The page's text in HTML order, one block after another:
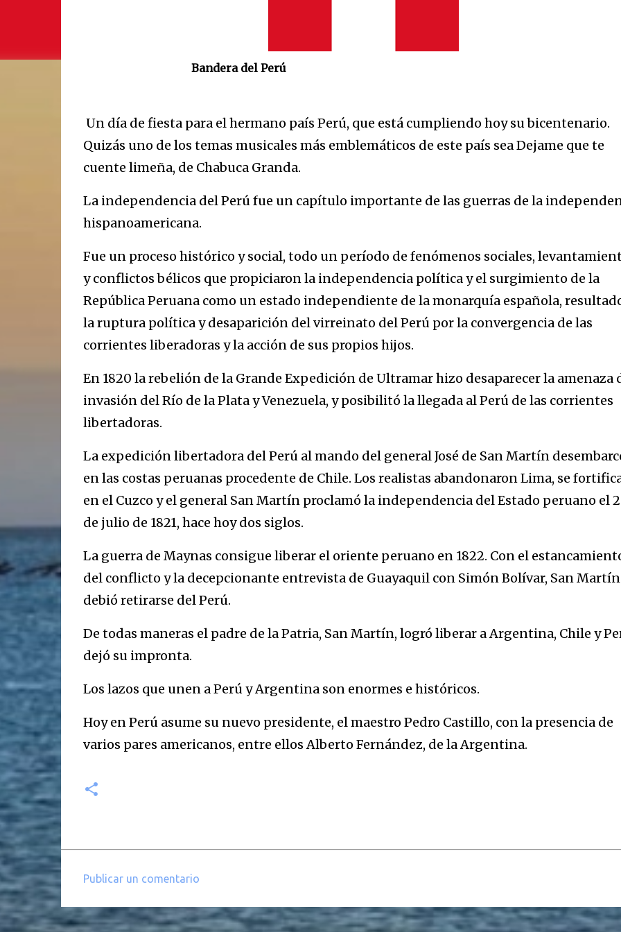
Bandera del Perú
Un día de fiesta para el hermano país Perú, que está cumpliendo hoy su bicentenario.
Quizás uno de los temas musicales más emblemáticos de este país sea Dejame que te
cuente limeña, de Chabuca Granda.
La independencia del Perú fue un capítulo importante de las guerras de la
hispanoamericana.
Fue un proceso histórico y social, todo un período de fenómenos sociales,
y conflictos bélicos que propiciaron la independencia política y el surgimiento de la
República Peruana como un estado independiente de la monarquía española,
la ruptura política y desaparición del virreinato del Perú por la convergencia de las
corrientes liberadoras y la acción de sus propios hijos.
En 1820 la rebelión de la Grande Expedición de Ultramar hizo desaparecer la amenaza
invasión del Río de la Plata y Venezuela, y posibilitó la llegada al Perú de las corrientes
libertadoras.
La expedición libertadora del Perú al mando del general José de San Martín
en las costas peruanas procedente de Chile. Los realistas abandonaron Lima, se
en el Cuzco y el general San Martín proclamó la independencia del Estado peruano el
de julio de 1821, hace hoy dos siglos.
La guerra de Maynas consigue liberar el oriente peruano en 1822. Con el
del conflicto y la decepcionante entrevista de Guayaquil con Simón Bolívar, San Martín
debió retirarse del Perú.
De todas maneras el padre de la Patria, San Martín, logró liberar a Argentina, Chile y
dejó su impronta.
Los lazos que unen a Perú y Argentina son enormes e históricos.
Hoy en Perú asume su nuevo presidente, el maestro Pedro Castillo, con la presencia de
varios pares americanos, entre ellos Alberto Fernández, de la Argentina.
o
Publicar un comentario